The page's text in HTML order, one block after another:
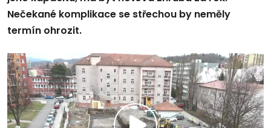
Nečekané komplikace se střechou by neměly
termín ohrozit.